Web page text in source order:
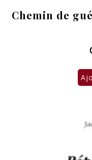
Chemin de